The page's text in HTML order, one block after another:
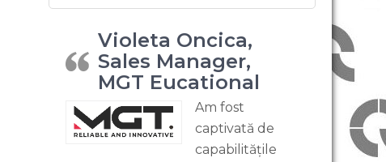
Violeta Oncica,
Sales Manager,
MGT Eucational
Am fost
captivată de
capabilitățile